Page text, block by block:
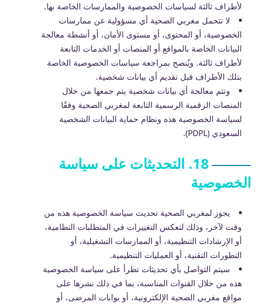
لأطراف ثالثة لسياسات الخصوصية والممارسات الخاصة بها.
لا تتحمل مغربي الصحية أي مسؤولية عن ممارسات
الخصوصية، أو المحتوى، أو مستوى الأمان، أو أنشطة معالجة
البيانات الخاصة بالمواقع أو المنصات أو الخدمات التابعة
لأطراف ثالثة. ويُنصح بمراجعة سياسات الخصوصية الخاصة
بتلك الأطراف قبل تقديم أي بيانات شخصية.
وتتم معالجة أي بيانات شخصية يتم جمعها من خلال
المنصات الرقمية الرسمية التابعة لمغربي الصحية وفقًا
لسياسة الخصوصية هذه ونظام حماية البيانات الشخصية
السعودي (PDPL).
18. التحديثات على سياسة
الخصوصية
يجوز لمغربي الصحية تحديث سياسة الخصوصية هذه من
وقت لآخر، وذلك لتعكس التغييرات في المتطلبات النظامية،
أو الإرشادات التنظيمية، أو الممارسات التشغيلية، أو
التطورات التقنية، أو العمليات التنظيمية.
سيتم التواصل بأي تحديثات تطرأ على سياسة الخصوصية
هذه من خلال القنوات المناسبة، بما في ذلك نشرها على
مواقع مغربي الصحية الإلكترونية، أو بوابات المرضى، أو